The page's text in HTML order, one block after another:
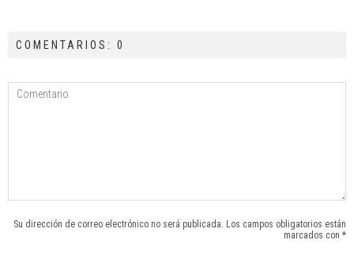
COMENTARIOS: 0
Su dirección de correo electrónico no será publicada. Los campos obligatorios están
marcados con *